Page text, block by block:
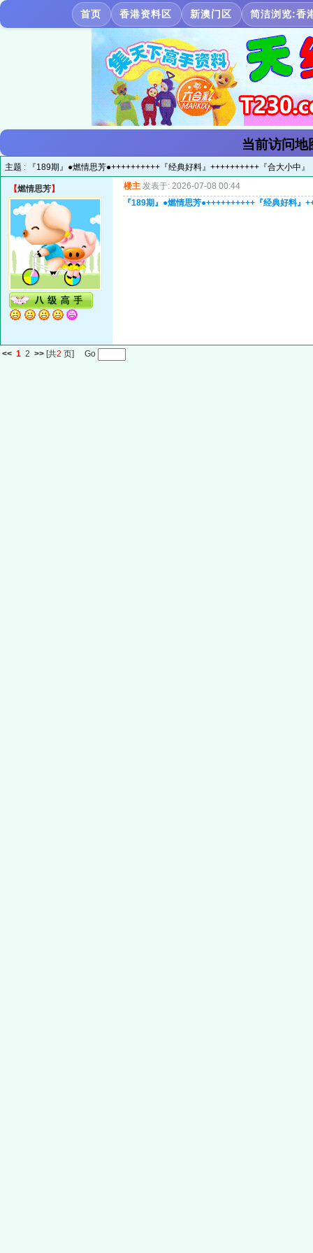
首页 香港资料区 新澳门区 简洁浏览:香
当前访问地
主题 : 『189期』●燃情思芳●++++++++++『经典好料』++++++++++『合大小中』
【燃情思芳】 楼主 发表于: 2026-07-08 00:44
『189期』●燃情思芳●++++++++++『经典好料』
<< 1 2 >> [共2 页] Go